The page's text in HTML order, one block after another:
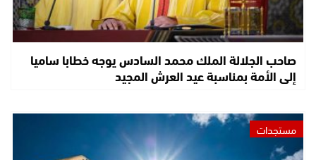
صاحب الجلالة الملك محمد السادس يوجه خطابا ساميا
إلى الأمة بمناسبة عيد العرش المجيد
مستجدات